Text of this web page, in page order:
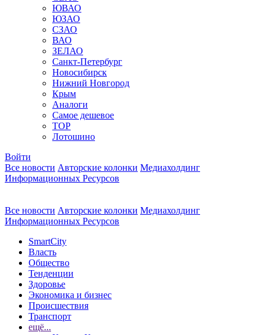
ЮВАО
ЮЗАО
СЗАО
ВАО
ЗЕЛАО
Санкт-Петербург
Новосибирск
Нижний Новгород
Крым
Аналоги
Самое дешевое
TOP
Лотошино
Войти
Все новости Авторские колонки Медиахолдинг
Информационных Ресурсов
Все новости Авторские колонки Медиахолдинг
Информационных Ресурсов
SmartCity
Власть
Общество
Тенденции
Здоровье
Экономика и бизнес
Происшествия
Транспорт
ещё...